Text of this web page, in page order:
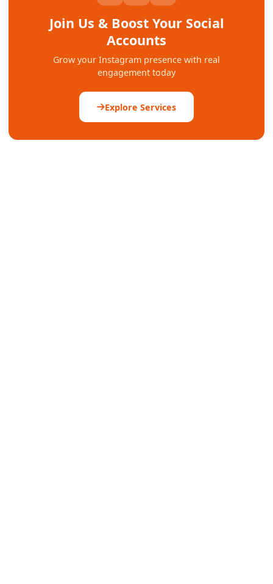
Join Us & Boost Your Social
Accounts
Grow your Instagram presence with real
engagement today
Explore Services